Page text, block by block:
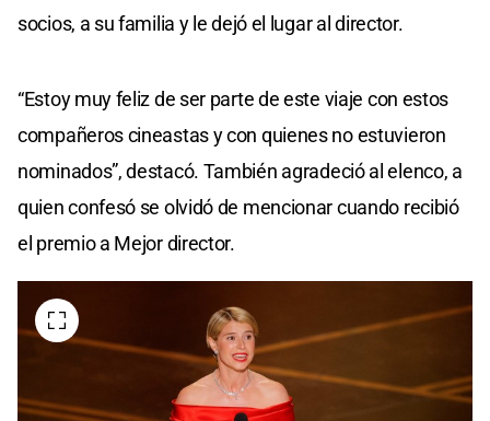
socios, a su familia y le dejó el lugar al director.
“Estoy muy feliz de ser parte de este viaje con estos
compañeros cineastas y con quienes no estuvieron
nominados”, destacó. También agradeció al elenco, a
quien confesó se olvidó de mencionar cuando recibió
el premio a Mejor director.